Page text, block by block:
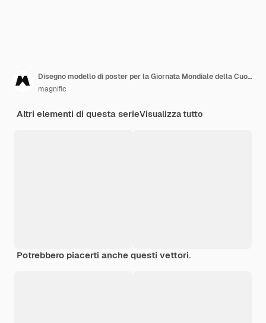
Disegno modello di poster per la Giornata Mondiale della Cuore
magnific
Altri elementi di questa serieVisualizza tutto
Potrebbero piacerti anche questi vettori.